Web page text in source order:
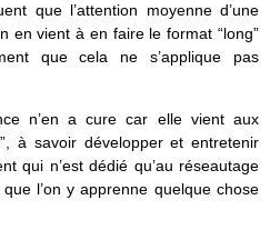
que l’attention moyenne d’une
en vient à en faire le format “long”
que cela ne s’applique pas
n’en a cure car elle vient aux
à savoir développer et entretenir
qui n’est dédié qu’au réseautage
l’on y apprenne quelque chose